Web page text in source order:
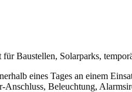
Baustellen, Solarparks,
eines Tages an einem
Anschluss, Beleuchtung,